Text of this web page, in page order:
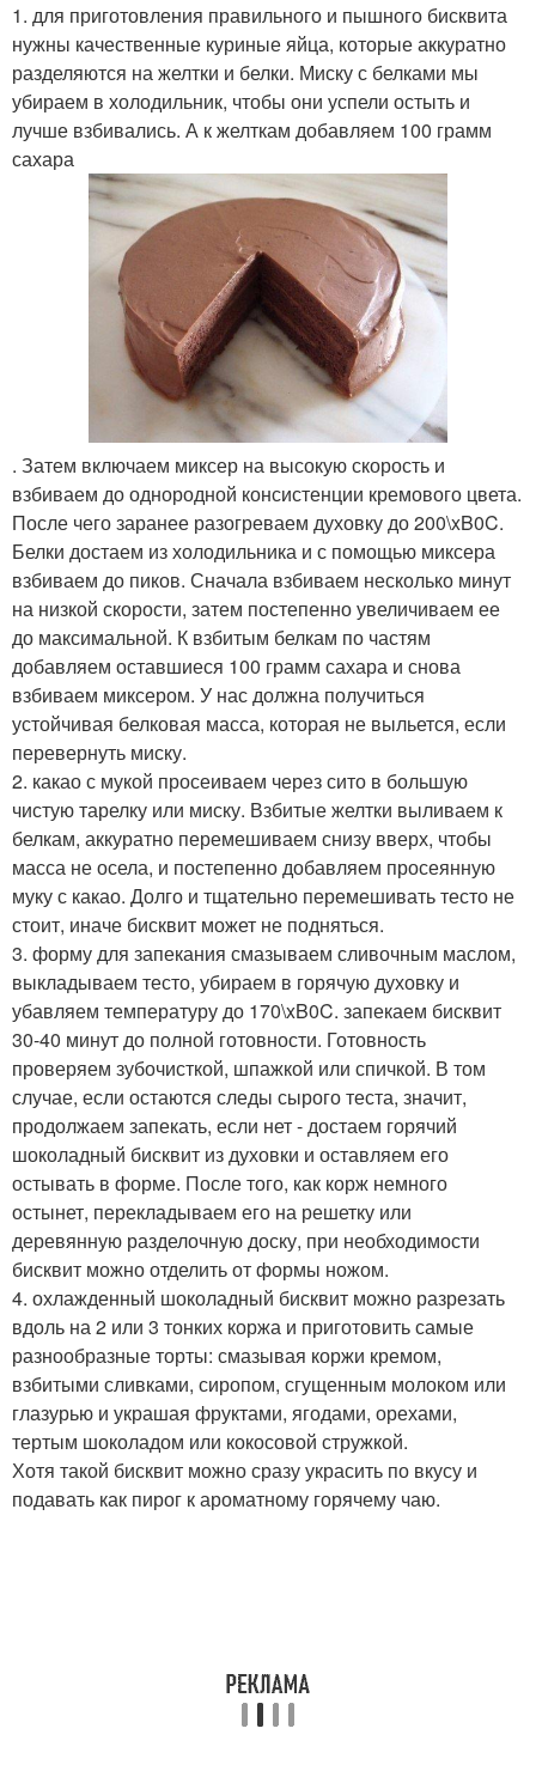
1. для приготовления правильного и пышного бисквита
нужны качественные куриные яйца, которые аккуратно
разделяются на желтки и белки. Миску с белками мы
убираем в холодильник, чтобы они успели остыть и
лучше взбивались. А к желткам добавляем 100 грамм
сахара
. Затем включаем миксер на высокую скорость и
взбиваем до однородной консистенции кремового цвета.
После чего заранее разогреваем духовку до 200\xB0C.
Белки достаем из холодильника и с помощью миксера
взбиваем до пиков. Сначала взбиваем несколько минут
на низкой скорости, затем постепенно увеличиваем ее
до максимальной. К взбитым белкам по частям
добавляем оставшиеся 100 грамм сахара и снова
взбиваем миксером. У нас должна получиться
устойчивая белковая масса, которая не выльется, если
перевернуть миску.
2. какао с мукой просеиваем через сито в большую
чистую тарелку или миску. Взбитые желтки выливаем к
белкам, аккуратно перемешиваем снизу вверх, чтобы
масса не осела, и постепенно добавляем просеянную
муку с какао. Долго и тщательно перемешивать тесто не
стоит, иначе бисквит может не подняться.
3. форму для запекания смазываем сливочным маслом,
выкладываем тесто, убираем в горячую духовку и
убавляем температуру до 170\xB0C. запекаем бисквит
30-40 минут до полной готовности. Готовность
проверяем зубочисткой, шпажкой или спичкой. В том
случае, если остаются следы сырого теста, значит,
продолжаем запекать, если нет - достаем горячий
шоколадный бисквит из духовки и оставляем его
остывать в форме. После того, как корж немного
остынет, перекладываем его на решетку или
деревянную разделочную доску, при необходимости
бисквит можно отделить от формы ножом.
4. охлажденный шоколадный бисквит можно разрезать
вдоль на 2 или 3 тонких коржа и приготовить самые
разнообразные торты: смазывая коржи кремом,
взбитыми сливками, сиропом, сгущенным молоком или
глазурью и украшая фруктами, ягодами, орехами,
тертым шоколадом или кокосовой стружкой.
Хотя такой бисквит можно сразу украсить по вкусу и
подавать как пирог к ароматному горячему чаю.